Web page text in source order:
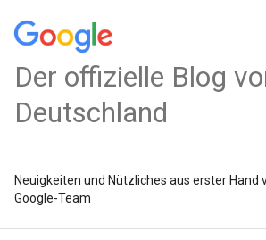
Der offizielle Blog
Deutschland
Neuigkeiten und Nützliches aus erster Hand
Google-Team